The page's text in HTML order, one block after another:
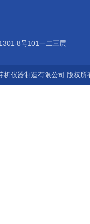
8号101一二三层
析仪器制造有限公司 版权